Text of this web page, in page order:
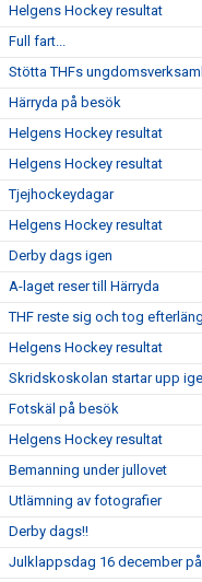
Helgens Hockey resultat
Full fart...
Stötta THFs
Härryda på besök
Helgens Hockey resultat
Helgens Hockey resultat
Tjejhockeydagar
Helgens Hockey resultat
Derby dags igen
A-laget reser till Härryda
THF reste sig och tog
Helgens Hockey resultat
Skridskoskolan startar upp
Fotskäl på besök
Helgens Hockey resultat
Bemanning under jullovet
Utlämning av fotografier
Derby dags!!
Julklappsdag 16 december